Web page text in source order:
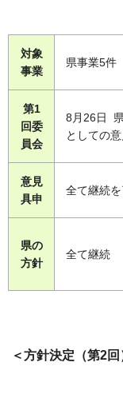
対象
事業
県事業5件
第1
回委
員会
8月26日
としての
意見
具申
全て継続
県の
方針
全て継続
＜方針決定（第2回